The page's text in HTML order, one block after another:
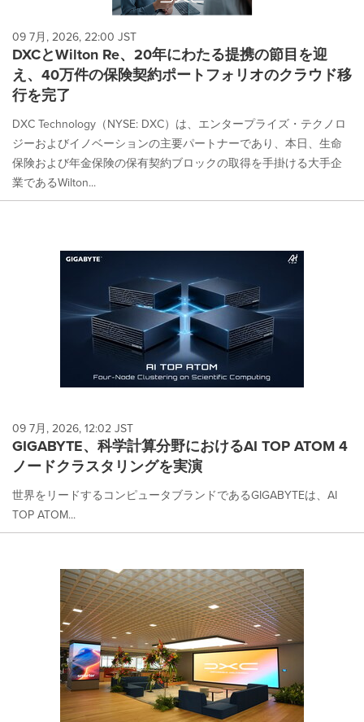
09 7月, 2026, 22:00 JST
DXCとWilton Re、20年にわたる提携の節目を迎
え、40万件の保険契約ポートフォリオのクラウド移
行を完了
DXC Technology（NYSE: DXC）は、エンタープライズ・テクノロ
ジーおよびイノベーションの主要パートナーであり、本日、生命
保険および年金保険の保有契約ブロックの取得を手掛ける大手企
業であるWilton...
09 7月, 2026, 12:02 JST
GIGABYTE、科学計算分野におけるAI TOP ATOM 4
ノードクラスタリングを実演
世界をリードするコンピュータブランドであるGIGABYTEは、AI
TOP ATOM...